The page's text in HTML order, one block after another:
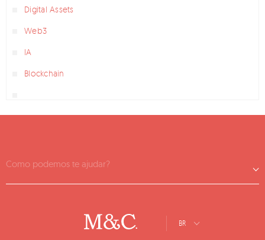
Digital Assets
Web3
IA
Blockchain
Como podemos te ajudar?
BR